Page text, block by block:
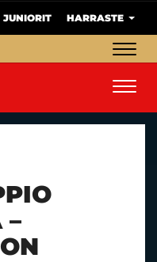
JUNIORIT HARRASTE
–